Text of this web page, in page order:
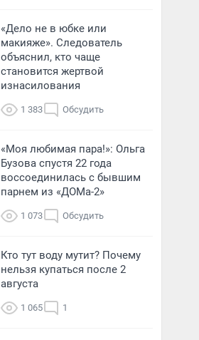
«Дело не в юбке или
макияже». Следователь
объяснил, кто чаще
становится жертвой
изнасилования
1 383 Обсудить
«Моя любимая пара!»: Ольга
Бузова спустя 22 года
воссоединилась с бывшим
парнем из «ДОМа-2»
1 073 Обсудить
Кто тут воду мутит? Почему
нельзя купаться после 2
августа
1 065 1